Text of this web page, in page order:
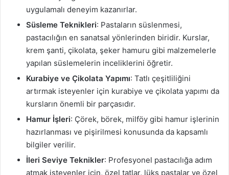
uygulamalı deneyim kazanırlar.
Süsleme Teknikleri: Pastaların süslenmesi,
pastacılığın en sanatsal yönlerinden biridir. Kurslar,
krem şanti, çikolata, şeker hamuru gibi malzemelerle
yapılan süslemelerin inceliklerini öğretir.
Kurabiye ve Çikolata Yapımı: Tatlı çeşitliliğini
artırmak isteyenler için kurabiye ve çikolata yapımı da
kursların önemli bir parçasıdır.
Hamur İşleri: Çörek, börek, milföy gibi hamur işlerinin
hazırlanması ve pişirilmesi konusunda da kapsamlı
bilgiler verilir.
İleri Seviye Teknikler: Profesyonel pastacılığa adım
atmak isteyenler için, özel tatlar, lüks pastalar ve özel